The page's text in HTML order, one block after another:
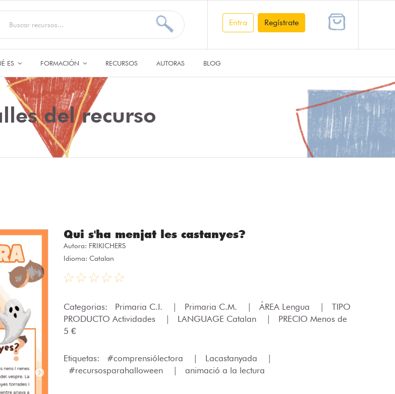
Entra Regístrate
ES FORMACIÓN RECURSOS AUTORAS BLOG
del recurso
Qui s'ha menjat les castanyes?
Autora: FRIKICHERS
Idioma: Catalan
Categorias: Primaria C.I. Primaria C.M. ÁREA Lengua
TIPO
PRODUCTO Actividades
LANGUAGE Catalan
PRECIO Menos de
5 €
Etiquetas: #comprensiólectora Lacastanyada
#recursosparahalloween
animació a la lectura